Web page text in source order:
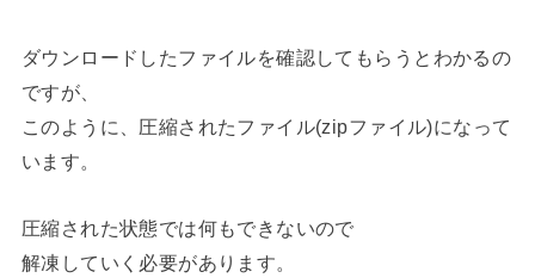
ダウンロードしたファイルを確認してもらうとわかるの
ですが、
このように、圧縮されたファイル(zipファイル)になって
います。
圧縮された状態では何もできないので
解凍していく必要があります。